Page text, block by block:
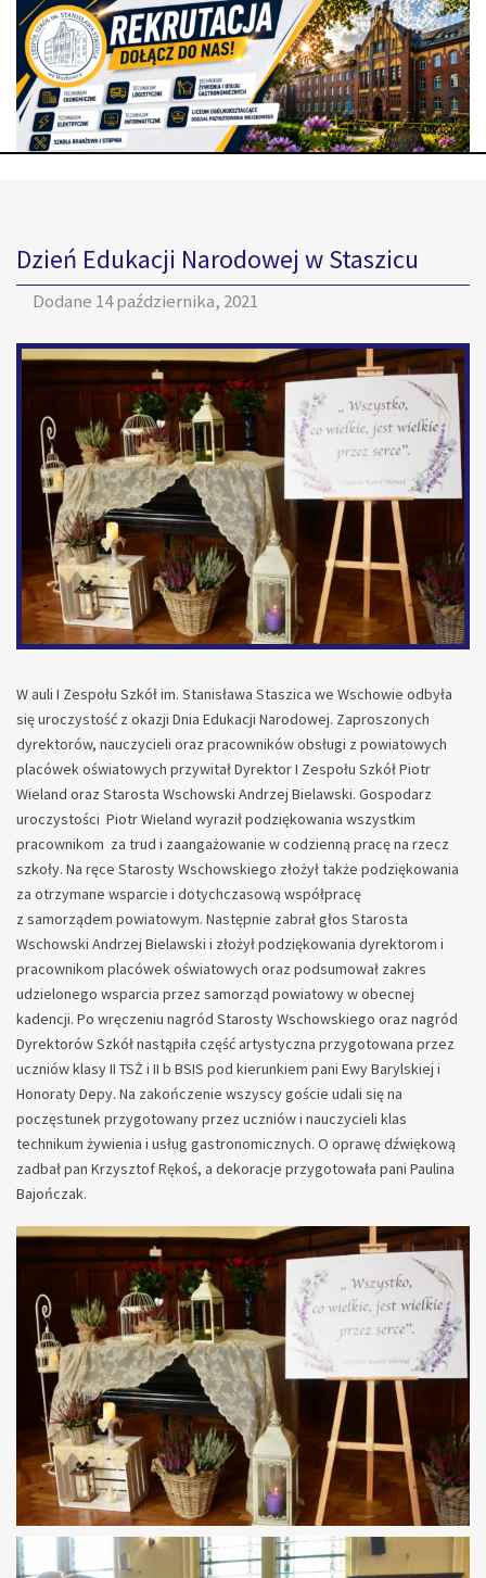
Dzień Edukacji Narodowej w Staszicu
Dodane 14 października, 2021
W auli I Zespołu Szkół im. Stanisława Staszica we Wschowie odbyła
się uroczystość z okazji Dnia Edukacji Narodowej. Zaproszonych
dyrektorów, nauczycieli oraz pracowników obsługi z powiatowych
placówek oświatowych przywitał Dyrektor I Zespołu Szkół Piotr
Wieland oraz Starosta Wschowski Andrzej Bielawski. Gospodarz
uroczystości Piotr Wieland wyraził podziękowania wszystkim
pracownikom za trud i zaangażowanie w codzienną pracę na rzecz
szkoły. Na ręce Starosty Wschowskiego złożył także podziękowania
za otrzymane wsparcie i dotychczasową współpracę
z samorządem powiatowym. Następnie zabrał głos Starosta
Wschowski Andrzej Bielawski i złożył podziękowania dyrektorom i
pracownikom placówek oświatowych oraz podsumował zakres
udzielonego wsparcia przez samorząd powiatowy w obecnej
kadencji. Po wręczeniu nagród Starosty Wschowskiego oraz nagród
Dyrektorów Szkół nastąpiła część artystyczna przygotowana przez
uczniów klasy II TSŻ i II b BSIS pod kierunkiem pani Ewy Barylskiej i
Honoraty Depy. Na zakończenie wszyscy goście udali się na
poczęstunek przygotowany przez uczniów i nauczycieli klas
technikum żywienia i usług gastronomicznych. O oprawę dźwiękową
zadbał pan Krzysztof Rękoś, a dekoracje przygotowała pani Paulina
Bajończak.